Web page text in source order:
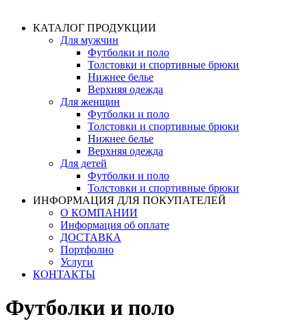
КАТАЛОГ ПРОДУКЦИИ
Для мужчин
Футболки и поло
Толстовки и спортивные брюки
Нижнее белье
Верхняя одежда
Для женщин
Футболки и поло
Толстовки и спортивные брюки
Нижнее белье
Верхняя одежда
Для детей
Футболки и поло
Толстовки и спортивные брюки
ИНФОРМАЦИЯ ДЛЯ ПОКУПАТЕЛЕЙ
О КОМПАНИИ
Информация об оплате
ДОСТАВКА
Портфолио
Услуги
КОНТАКТЫ
Футболки и поло